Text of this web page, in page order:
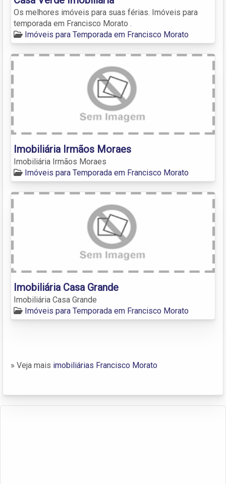
Os melhores imóveis para suas férias. Imóveis para
temporada em Francisco Morato .
Imóveis para Temporada em Francisco Morato
Imobiliária Irmãos Moraes
Imobiliária Irmãos Moraes
Imóveis para Temporada em Francisco Morato
Imobiliária Casa Grande
Imobiliária Casa Grande
Imóveis para Temporada em Francisco Morato
» Veja mais imobiliárias Francisco Morato